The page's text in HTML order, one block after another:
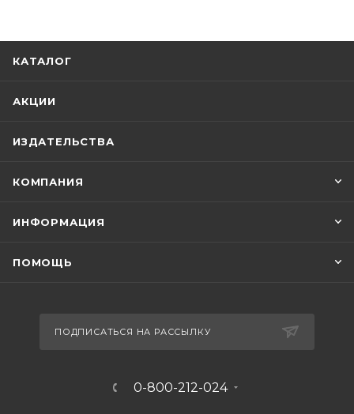
КАТАЛОГ
АКЦИИ
ИЗДАТЕЛЬСТВА
КОМПАНИЯ
ИНФОРМАЦИЯ
ПОМОЩЬ
ПОДПИСАТЬСЯ НА РАССЫЛКУ
0-800-212-024